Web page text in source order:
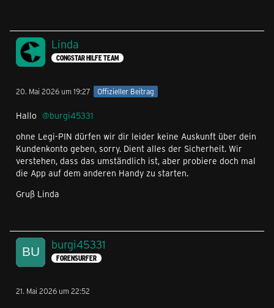
Linda
CONGSTAR HILFE TEAM
20. Mai 2026 um 19:27 Offizieller Beitrag
Hallo
burgi45331
ohne Legi-PIN dürfen wir dir leider keine Auskunft über dein
Kundenkonto geben, sorry. Dient alles der Sicherheit. Wir
verstehen, dass das umständlich ist, aber probiere doch mal
die App auf dem anderen Handy zu starten.
Gruß Linda
burgi45331
FORENSURFER
21. Mai 2026 um 22:52